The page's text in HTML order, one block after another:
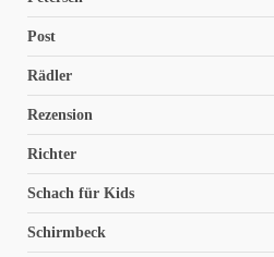
Post
Rädler
Rezension
Richter
Schach für Kids
Schirmbeck